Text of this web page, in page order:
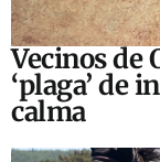
Vecinos de
‘plaga’ de
calma